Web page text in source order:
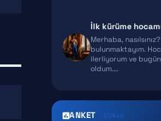
Merhaba,
bulunmaktayım.
ilerliyorum ve
oldum.…
ANKET ÇOKLU